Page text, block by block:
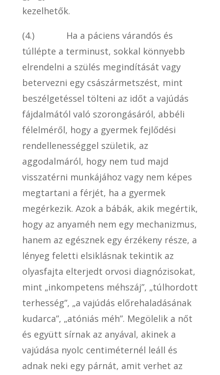
kezelhetők.
(4.) Ha a páciens várandós és
túllépte a terminust, sokkal könnyebb
elrendelni a szülés megindítását vagy
betervezni egy császármetszést, mint
beszélgetéssel tölteni az időt a vajúdás
fájdalmától való szorongásáról, abbéli
félelméről, hogy a gyermek fejlődési
rendellenességgel születik, az
aggodalmáról, hogy nem tud majd
visszatérni munkájához vagy nem képes
megtartani a férjét, ha a gyermek
megérkezik. Azok a bábák, akik megértik,
hogy az anyaméh nem egy mechanizmus,
hanem az egésznek egy érzékeny része, a
lényeg feletti elsiklásnak tekintik az
olyasfajta elterjedt orvosi diagnózisokat,
mint „inkompetens méhszáj”, „túlhordott
terhesség”, „a vajúdás előrehaladásának
kudarca”, „atóniás méh”. Megölelik a nőt
és együtt sírnak az anyával, akinek a
vajúdása nyolc centiméternél leáll és
adnak neki egy párnát, amit verhet az